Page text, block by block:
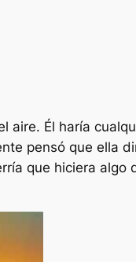
aire. Él haría
pensó que ella
que hiciera algo